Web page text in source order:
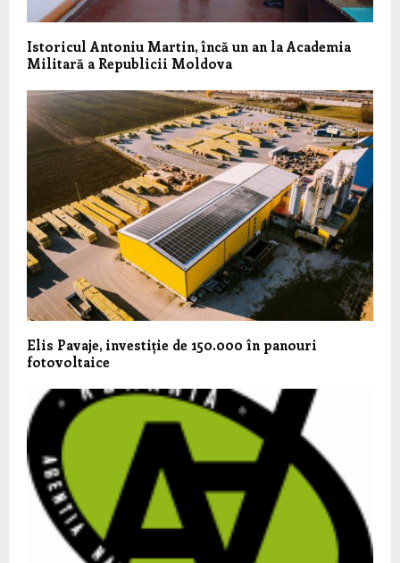
Istoricul Antoniu Martin, încă un an la Academia
Militară a Republicii Moldova
Elis Pavaje, investiție de 150.000 în panouri
fotovoltaice